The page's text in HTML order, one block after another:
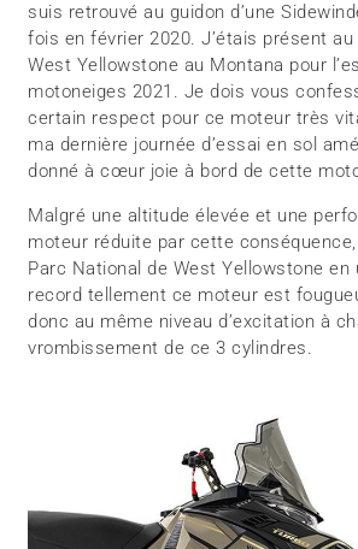
suis retrouvé au guidon d’une
fois en février 2020. J’étais présent
West Yellowstone au Montana pour
motoneiges 2021. Je dois vous
certain respect pour ce moteur très
ma dernière journée d’essai en sol
donné à cœur joie à bord de cette
Malgré une altitude élevée et une
moteur réduite par cette conséquence,
Parc National de West Yellowstone en
record tellement ce moteur est
donc au même niveau d’excitation à
vrombissement de ce 3 cylindres.